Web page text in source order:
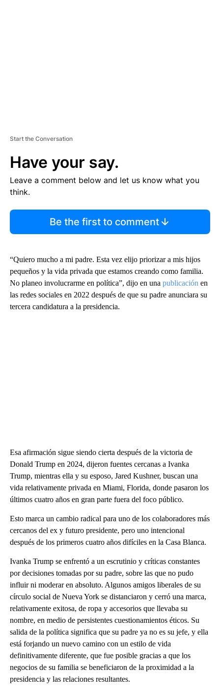
Start the Conversation
Have your say.
Leave a comment below and let us know what you
think.
Be the first to comment
“Quiero mucho a mi padre. Esta vez elijo priorizar a mis hijos
pequeños y la vida privada que estamos creando como familia.
No planeo involucrarme en política”, dijo en una publicación en
las redes sociales en 2022 después de que su padre anunciara su
tercera candidatura a la presidencia.
Esa afirmación sigue siendo cierta después de la victoria de
Donald Trump en 2024, dijeron fuentes cercanas a Ivanka
Trump, mientras ella y su esposo, Jared Kushner, buscan una
vida relativamente privada en Miami, Florida, donde pasaron los
últimos cuatro años en gran parte fuera del foco público.
Esto marca un cambio radical para uno de los colaboradores más
cercanos del ex y futuro presidente, pero uno intencional
después de los primeros cuatro años difíciles en la Casa Blanca.
Ivanka Trump se enfrentó a un escrutinio y críticas constantes
por decisiones tomadas por su padre, sobre las que no pudo
influir ni moderar en absoluto. Algunos amigos liberales de su
círculo social de Nueva York se distanciaron y cerró una marca,
relativamente exitosa, de ropa y accesorios que llevaba su
nombre, en medio de persistentes cuestionamientos éticos. Su
salida de la política significa que su padre ya no es su jefe, y ella
está forjando un nuevo camino con un estilo de vida
definitivamente diferente, que fue posible gracias a que los
negocios de su familia se beneficiaron de la proximidad a la
presidencia y las relaciones resultantes.